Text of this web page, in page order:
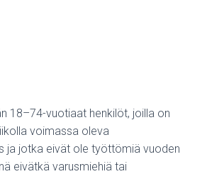
18–74-vuotiaat henkilöt, joilla on
voimassa oleva
ja jotka eivät ole työttömiä vuoden
eivätkä varusmiehiä tai